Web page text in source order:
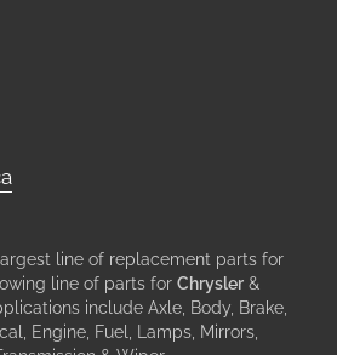
line of replacement parts for
line of parts for Chrysler &
include Axle, Body, Brake,
Engine, Fuel, Lamps, Mirrors,